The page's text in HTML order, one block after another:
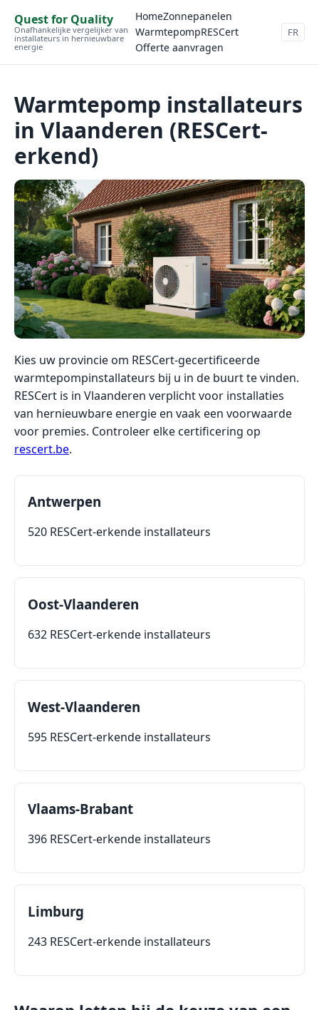
Quest for Quality
Onafhankelijke vergelijker van
installateurs in hernieuwbare
energie
HomeZonnepanelen
WarmtepompRESCert
Offerte aanvragen
FR
Warmtepomp installateurs
in Vlaanderen (RESCert-
erkend)
Kies uw provincie om RESCert-gecertificeerde
warmtepompinstallateurs bij u in de buurt te vinden.
RESCert is in Vlaanderen verplicht voor installaties
van hernieuwbare energie en vaak een voorwaarde
voor premies. Controleer elke certificering op
rescert.be.
Antwerpen
520 RESCert-erkende installateurs
Oost-Vlaanderen
632 RESCert-erkende installateurs
West-Vlaanderen
595 RESCert-erkende installateurs
Vlaams-Brabant
396 RESCert-erkende installateurs
Limburg
243 RESCert-erkende installateurs